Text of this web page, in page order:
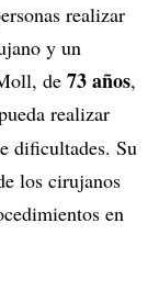
realizar
y un
de 73 años,
realizar
dificultades. Su
los cirujanos
en